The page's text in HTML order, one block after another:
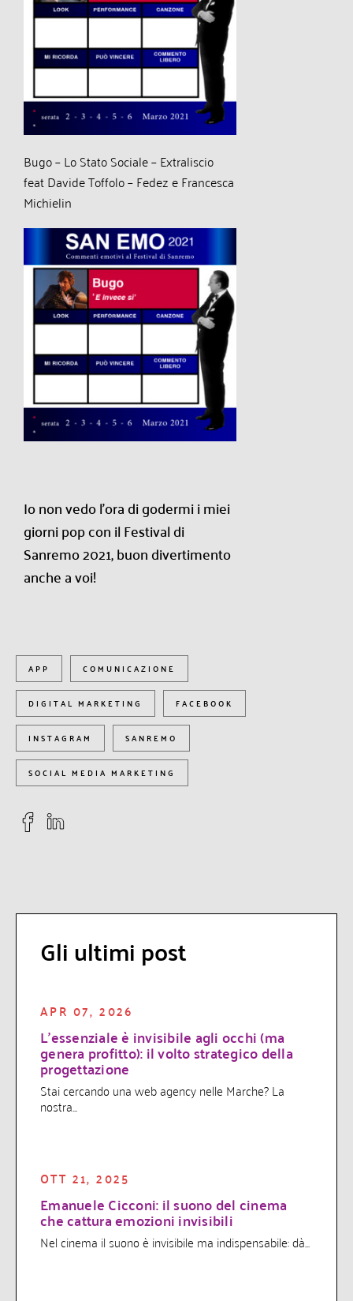
Bugo – Lo Stato Sociale – Extraliscio
feat Davide Toffolo – Fedez e Francesca
Michielin
Io non vedo l’ora di godermi i miei
giorni pop con il Festival di
Sanremo 2021, buon divertimento
anche a voi!
APP COMUNICAZIONE
DIGITAL MARKETING FACEBOOK
INSTAGRAM SANREMO
SOCIAL MEDIA MARKETING
Gli ultimi post
APR 07, 2026
L’essenziale è invisibile agli occhi (ma
genera profitto): il volto strategico della
progettazione
Stai cercando una web agency nelle Marche? La
nostra...
OTT 21, 2025
Emanuele Cicconi: il suono del cinema
che cattura emozioni invisibili
Nel cinema il suono è invisibile ma indispensabile: dà...